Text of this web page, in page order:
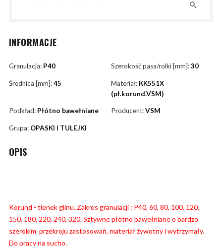
INFORMACJE
Granulacja: P40 Szerokość pasa/rolki [mm]:30
Średnica [mm]:45 Materiał: KK551X
(pł.korund.VSM)
Podkład: Płótno bawełniane Producent:VSM
Grupa: OPASKI I TULEJKI
OPIS
Korund - tlenek glinu. Zakres granulacji : P40, 60, 80, 100, 120,
150, 180, 220, 240, 320. Sztywne płótno bawełniane o bardzo
szerokim przekroju zastosowań, materiał żywotny i wytrzymały.
Do pracy na sucho.